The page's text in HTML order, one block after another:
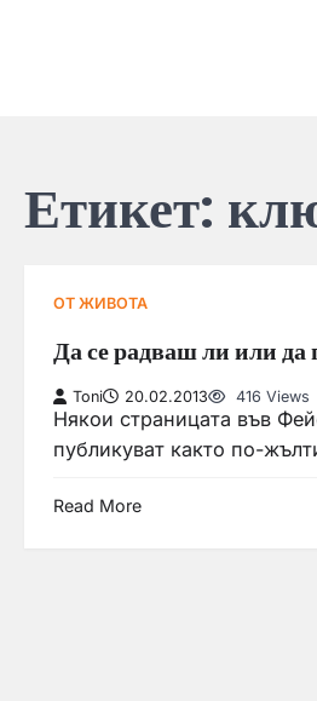
Етикет:
ОТ ЖИВОТА
Да се радваш ли или
Toni 20.02.2013 416 Views
Някои страницата във
публикуват както по-
Read More